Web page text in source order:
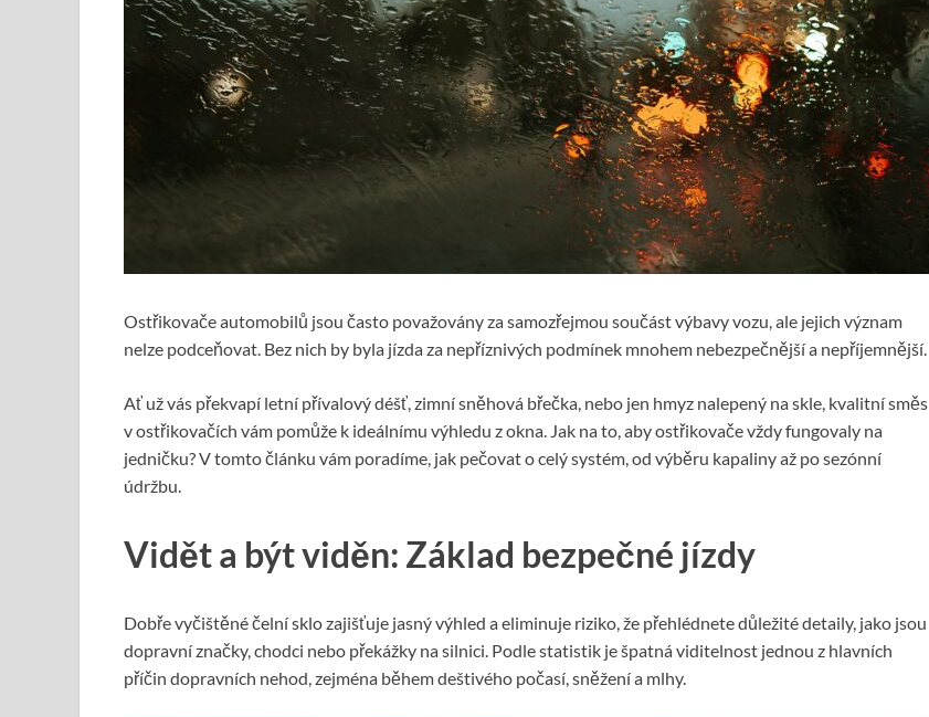
Ostřikovače automobilů jsou často považovány za samozřejmou součást výbavy vozu, ale jejich význam
nelze podceňovat. Bez nich by byla jízda za nepříznivých podmínek mnohem nebezpečnější a nepříjemnější.
Ať už vás překvapí letní přívalový déšť, zimní sněhová břečka, nebo jen hmyz nalepený na skle, kvalitní směs
v ostřikovačích vám pomůže k ideálnímu výhledu z okna. Jak na to, aby ostřikovače vždy fungovaly na
jedničku? V tomto článku vám poradíme, jak pečovat o celý systém, od výběru kapaliny až po sezónní
údržbu.
Vidět a být viděn: Základ bezpečné jízdy
Dobře vyčištěné čelní sklo zajišťuje jasný výhled a eliminuje riziko, že přehlédnete důležité detaily, jako jsou
dopravní značky, chodci nebo překážky na silnici. Podle statistik je špatná viditelnost jednou z hlavních
příčin dopravních nehod, zejména během deštivého počasí, sněžení a mlhy.